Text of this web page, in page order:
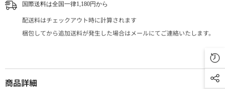
す
す
国際送料は全国一律1,180円から
配送料はチェックアウト時に計算されます
梱包してから追加送料が発生した場合はメールにてご連絡いたします。
商品詳細